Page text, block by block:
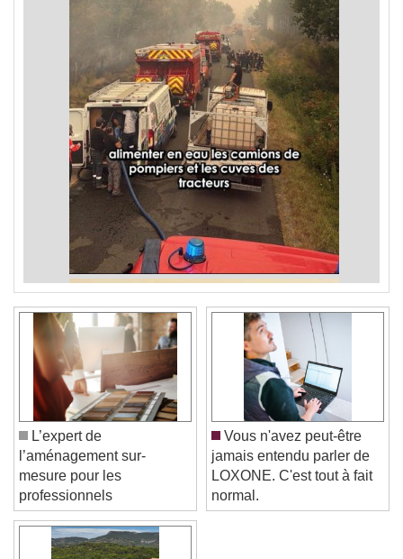
L’expert de
l’aménagement sur-
mesure pour les
professionnels
Vous n'avez peut-être
jamais entendu parler de
LOXONE. C'est tout à fait
normal.